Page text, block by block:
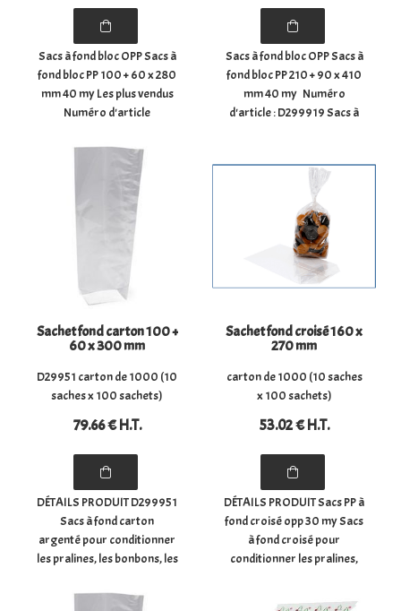
Sacs à fond bloc OPP Sacs à
fond bloc PP 100 + 60 x 280
mm 40 my Les plus vendus
Numéro d'article
en PP non imprimés avec
fond scellé. Les sacs à fond
bloc en PP sont utilisés,
entre autres, pour ...
Sacs à fond bloc OPP Sacs à
fond bloc PP 210 + 90 x 410
mm 40 my Numéro
d'article : D299919 Sacs à
scellé. Les sacs à fond bloc
en PP sont utilisés, entre
autres, pour l'emballage ...
Sachet fond carton 100 +
60 x 300 mm
D29951 carton de 1000 (10
saches x 100 sachets)
79.66€ H.T.
DÉTAILS PRODUIT D299951
Sacs à fond carton
argenté pour conditionner
les pralines, les bonbons, les
les biscuits, les épices, ...
Sachet fond croisé 160 x
270 mm
carton de 1000 (10 saches
x 100 sachets)
53.02€ H.T.
DÉTAILS PRODUIT Sacs PP à
fond croisé opp 30 my Sacs
à fond croisé pour
conditionner les pralines,